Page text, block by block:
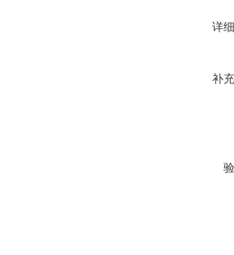
详
补